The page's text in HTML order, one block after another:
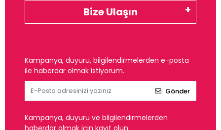
Bize Ulaşın
Kampanya, duyuru, bilgilendirmelerden e-posta
ile haberdar olmak istiyorum.
Gönder
Kampanya, duyuru ve bilgilendirmelerden
haberdar olmak için kayıt olun.